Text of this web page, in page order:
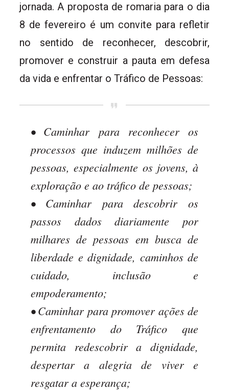
jornada. A proposta de romaria para o dia
8 de fevereiro é um convite para refletir
no sentido de reconhecer, descobrir,
promover e construir a pauta em defesa
da vida e enfrentar o Tráfico de Pessoas:
• Caminhar para reconhecer os
processos que induzem milhões de
pessoas, especialmente os jovens, à
exploração e ao tráfico de pessoas;
• Caminhar para descobrir os
passos dados diariamente por
milhares de pessoas em busca de
liberdade e dignidade, caminhos de
cuidado, inclusão e
empoderamento;
• Caminhar para promover ações de
enfrentamento do Tráfico que
permita redescobrir a dignidade,
despertar a alegria de viver e
resgatar a esperança;